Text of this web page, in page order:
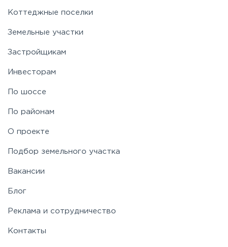
Коттеджные поселки
Земельные участки
Застройщикам
Инвесторам
По шоссе
По районам
О проекте
Подбор земельного участка
Вакансии
Блог
Реклама и сотрудничество
Контакты